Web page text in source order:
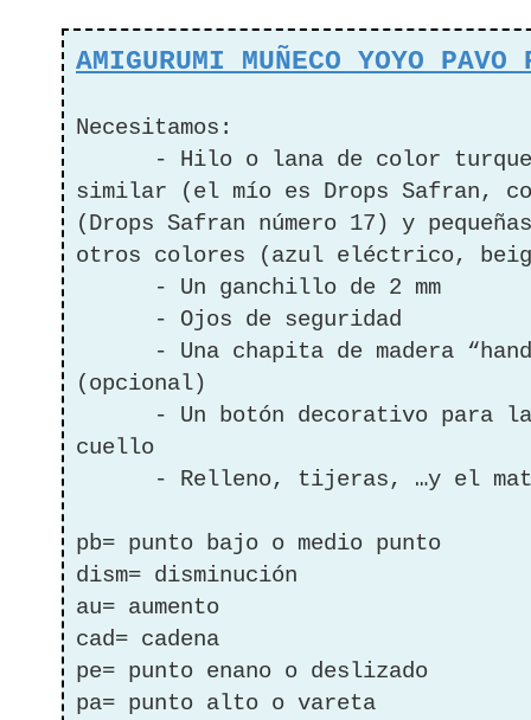
AMIGURUMI MUÑECO YOYO PAVO
Necesitamos:
-
Hilo o lana de color
similar (el mío es Drops Safran,
(Drops Safran número 17) y
otros colores (azul eléctrico,
-
Un ganchillo de 2 mm
-
Ojos de seguridad
-
Una chapita de madera
(opcional)
-
Un botón decorativo para
cuello
-
Relleno, tijeras, …y el
pb= punto bajo o medio punto
dism= disminución
au= aumento
cad= cadena
pe= punto enano o deslizado
pa= punto alto o vareta